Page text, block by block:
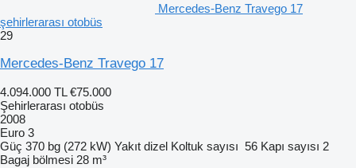
Mercedes-Benz Travego 17
şehirlerarası otobüs
29
Mercedes-Benz Travego 17
4.094.000 TL €75.000
Şehirlerarası otobüs
2008
Euro 3
Güç 370 bg (272 kW) Yakıt dizel Koltuk sayısı 56 Kapı sayısı 2
Bagaj bölmesi 28 m³